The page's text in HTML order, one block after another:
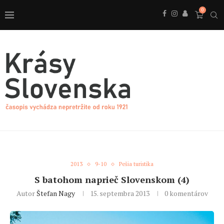
0
2013 9-10 Pešia turistika
S batohom naprieč Slovenskom (4)
Autor Štefan Nagy 15. septembra 2013 0 komentárov